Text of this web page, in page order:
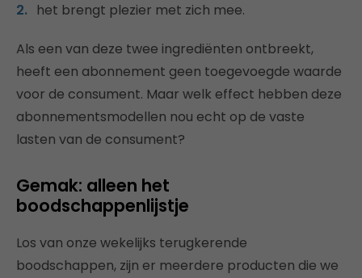
het brengt plezier met zich mee.
Als een van deze twee ingrediënten ontbreekt,
heeft een abonnement geen toegevoegde waarde
voor de consument. Maar welk effect hebben deze
abonnementsmodellen nou echt op de vaste
lasten van de consument?
Gemak: alleen het
boodschappenlijstje
Los van onze wekelijks terugkerende
boodschappen, zijn er meerdere producten die we